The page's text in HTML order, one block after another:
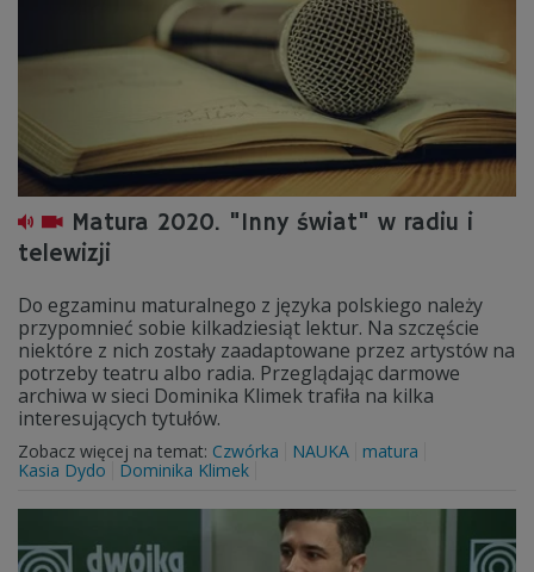
Matura 2020. "Inny świat" w radiu i
telewizji
Do egzaminu maturalnego z języka polskiego należy
przypomnieć sobie kilkadziesiąt lektur. Na szczęście
niektóre z nich zostały zaadaptowane przez artystów na
potrzeby teatru albo radia. Przeglądając darmowe
archiwa w sieci Dominika Klimek trafiła na kilka
interesujących tytułów.
Zobacz więcej na temat: Czwórka NAUKA
matura
Kasia Dydo
Dominika Klimek